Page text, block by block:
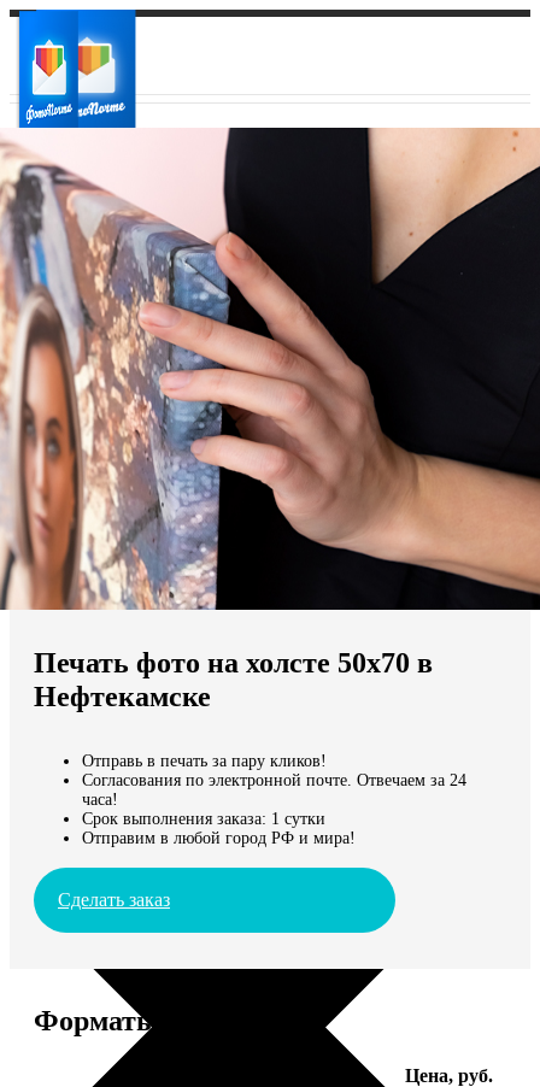
Ваш город:
Ваш регион доставки
Выберите из списка:
Мы доставляем по всему миру
Продолжить без города
Печать фото на холсте 50х70 в
Нефтекамске
Отправь в печать за пару кликов!
Согласования по электронной почте. Отвечаем за 24
часа!
Срок выполнения заказа: 1 сутки
Отправим в любой город РФ и мира!
Сделать заказ
Форматы и цены
Цена, руб.